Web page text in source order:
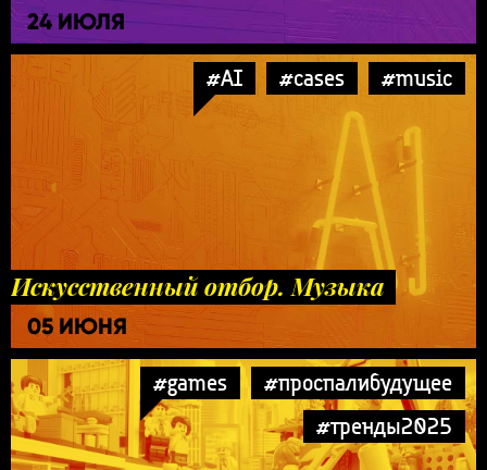
24 ИЮЛЯ
#AI #cases #music
Искусственный отбор. Музыка
05 ИЮНЯ
#games
#проспалибудущее
#тренды2025